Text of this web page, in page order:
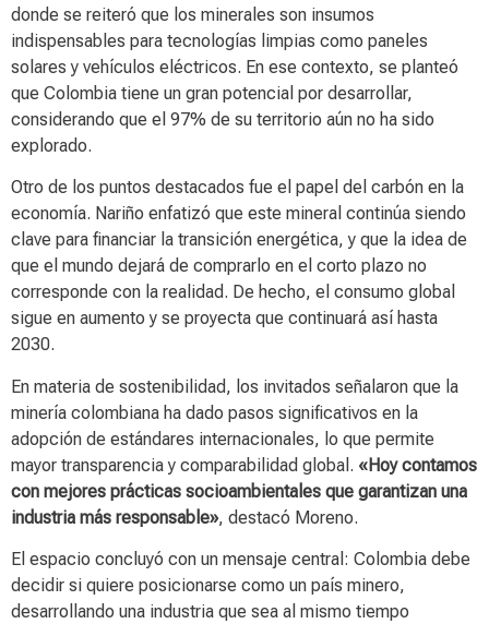
donde se reiteró que los minerales son insumos
indispensables para tecnologías limpias como paneles
solares y vehículos eléctricos. En ese contexto, se planteó
que Colombia tiene un gran potencial por desarrollar,
considerando que el 97% de su territorio aún no ha sido
explorado.
Otro de los puntos destacados fue el papel del carbón en la
economía. Nariño enfatizó que este mineral continúa siendo
clave para financiar la transición energética, y que la idea de
que el mundo dejará de comprarlo en el corto plazo no
corresponde con la realidad. De hecho, el consumo global
sigue en aumento y se proyecta que continuará así hasta
2030.
En materia de sostenibilidad, los invitados señalaron que la
minería colombiana ha dado pasos significativos en la
adopción de estándares internacionales, lo que permite
mayor transparencia y comparabilidad global. «Hoy contamos
con mejores prácticas socioambientales que garantizan una
industria más responsable», destacó Moreno.
El espacio concluyó con un mensaje central: Colombia debe
decidir si quiere posicionarse como un país minero,
desarrollando una industria que sea al mismo tiempo